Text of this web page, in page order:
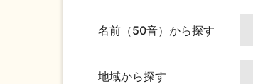
名前（50音）から探す
地域から探す